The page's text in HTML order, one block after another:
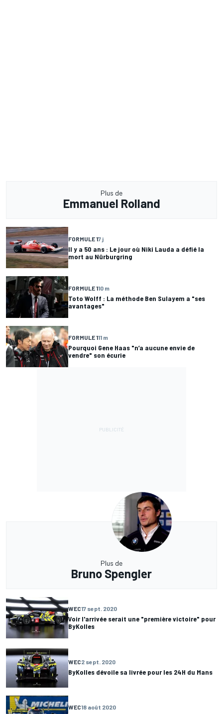
Plus de
Emmanuel Rolland
FORMULE 17 j
Il y a 50 ans : Le jour où Niki Lauda a défié la
mort au Nürburgring
FORMULE 110 m
Toto Wolff : La méthode Ben Sulayem a "ses
avantages"
FORMULE 111 m
Pourquoi Gene Haas "n’a aucune envie de
vendre" son écurie
Plus de
Bruno Spengler
WEC17 sept. 2020
Voir l'arrivée serait une "première victoire" pour
ByKolles
WEC2 sept. 2020
ByKolles dévoile sa livrée pour les 24H du Mans
WEC18 août 2020